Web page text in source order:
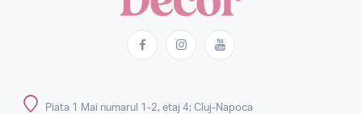
Piata 1 Mai numarul 1-2, etaj 4; Cluj-Napoca